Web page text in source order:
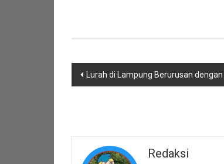
Navigasi
pos
Lurah di Lampung Berurusan
Redaksi